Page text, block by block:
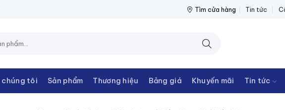
CHÂU NPP THIẾT BỊ ĐIỆN THANH CHÂU
Tìm cửa hàng Tin tức
chúng tôi Sản phẩm Thương hiệu Bảng giá Khuyến mãi Tin tức